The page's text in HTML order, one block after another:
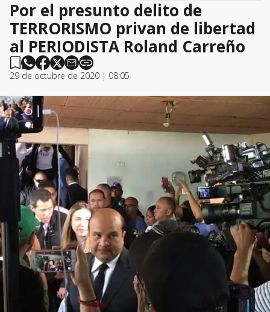
Por el presunto delito de
TERRORISMO privan de libertad
al PERIODISTA Roland Carreño
29 de octubre de 2020 | 08:05